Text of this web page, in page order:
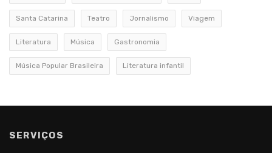
Santa Catarina Teatro Jornalismo Viagem
Literatura Música Gastronomia
Música Popular Brasileira Literatura infantil
SERVIÇOS